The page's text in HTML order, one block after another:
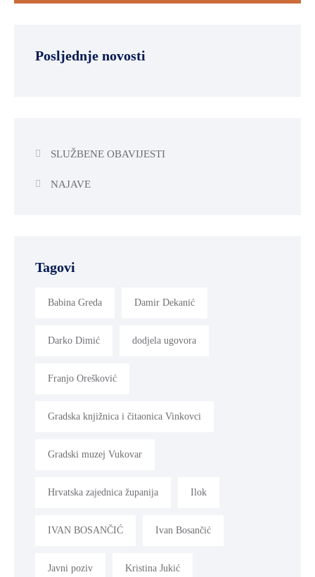
Posljednje novosti
SLUŽBENE OBAVIJESTI
NAJAVE
Tagovi
Babina Greda Damir Dekanić
Darko Dimić dodjela ugovora
Franjo Orešković
Gradska knjižnica i čitaonica Vinkovci
Gradski muzej Vukovar
Hrvatska zajednica županija Ilok
IVAN BOSANČIĆ Ivan Bosančić
Javni poziv Kristina Jukić